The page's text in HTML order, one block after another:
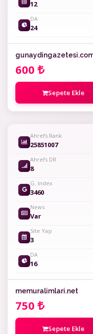
12
DA
24
600
Sepete Ekle
Ahrefs Rank
25851007
Ahrefs DR
8
G. Index
3460
News
Var
Site Yaşı
3
DA
16
memuralimlari.net
750
Sepete Ekle